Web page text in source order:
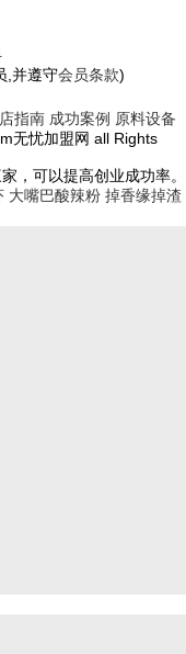
,并遵守会员条款)
指南 成功案例 原料设备
无忧加盟网 all Rights
，可以提高创业成功率。
大嘴巴酸辣粉 掉香缘掉渣